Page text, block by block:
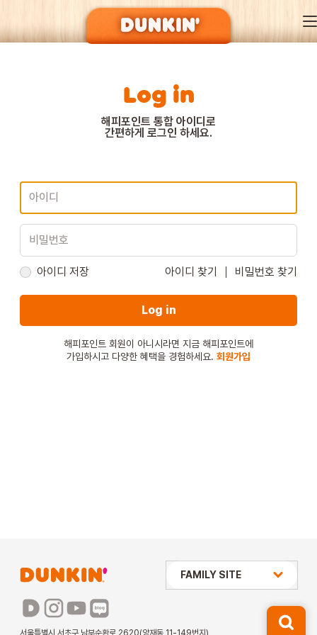
DUNKIN’ OF SEASON
MENU
EVENT
STORE
Log in
해피포인트 통합 아이디로
간편하게 로그인 하세요.
아이디 저장 아이디 찾기 비밀번호 찾기
Log in
해피포인트 회원이 아니시라면 지금 해피포인트에
가입하시고 다양한 혜택을 경험하세요. 회원가입
서울특별시 서초구 남부순환로 2620(양재동 11-149번지)
상미당 HOLDINGS
파리바게뜨
FAMILY SITE